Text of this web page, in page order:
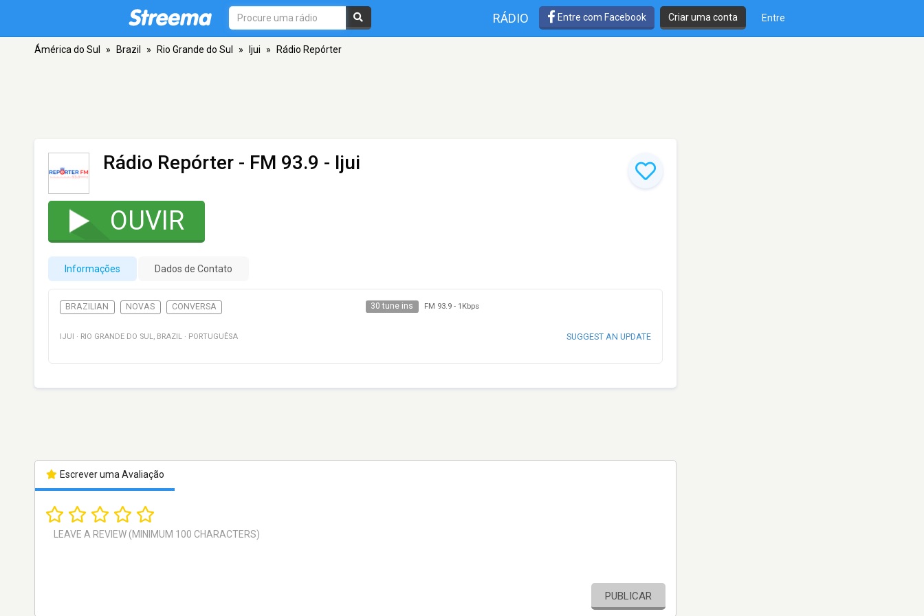
RÁDIO Entre com Facebook Criar uma conta Entre
Ámérica do Sul » Brazil » Rio Grande do Sul » Ijui » Rádio Repórter
Rádio Repórter - FM 93.9 - Ijui
OUVIR
Informações Dados de Contato
BRAZILIAN NOVAS CONVERSA 30 tune ins FM 93.9- 1Kbps
IJUI · RIO GRANDE DO SUL, BRAZIL · PORTUGUÊSA SUGGEST AN UPDATE
Escrever uma Avaliação
PUBLICAR